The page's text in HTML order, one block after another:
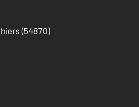
(54870)